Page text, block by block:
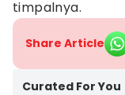
timpalnya.
Share Article
Curated For You